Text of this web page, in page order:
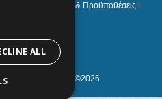
Όροι & Προϋποθέσεις
Production
EventsAdmin.com ©2026
ALL